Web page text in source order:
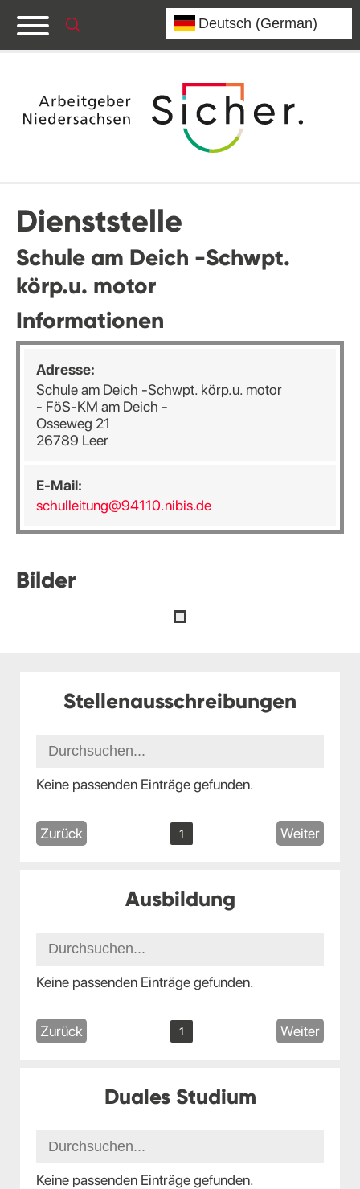
Dienststelle
Schule am Deich -Schwpt.
körp.u. motor
Informationen
Adresse:
Schule am Deich -Schwpt. körp.u. motor
- FöS-KM am Deich -
Osseweg 21
26789 Leer
E-Mail:
schulleitung@94110.nibis.de
Bilder
Stellenausschreibungen
Keine passenden Einträge gefunden.
Zurück 1 Weiter
Ausbildung
Keine passenden Einträge gefunden.
Zurück 1 Weiter
Duales Studium
Keine passenden Einträge gefunden.